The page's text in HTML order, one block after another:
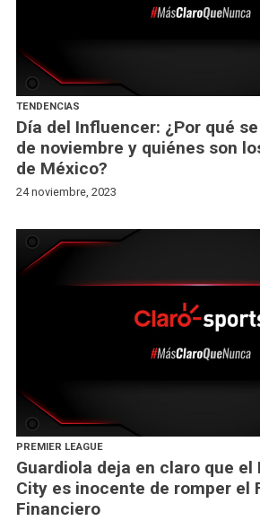
TENDENCIAS
Día del Influencer: ¿Por qué
de noviembre y quiénes son
de México?
24 noviembre, 2023
PREMIER LEAGUE
Guardiola deja en claro que
City es inocente de romper el
Financiero